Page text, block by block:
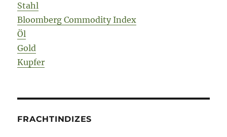
Stahl
Bloomberg Commodity Index
Öl
Gold
Kupfer
FRACHTINDIZES